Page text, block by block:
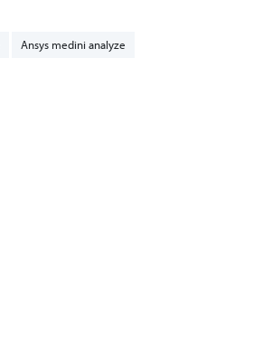
Ansys medini analyze